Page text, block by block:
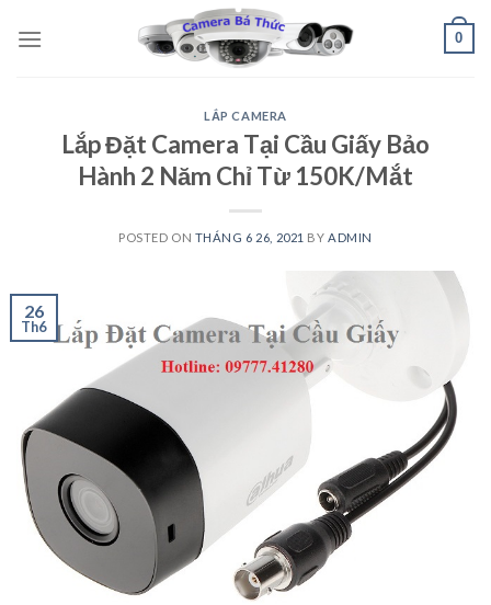
0
LẮP CAMERA
Lắp Đặt Camera Tại Cầu Giấy Bảo
Hành 2 Năm Chỉ Từ 150K/Mắt
POSTED ON THÁNG 6 26, 2021 BY ADMIN
26
Th6